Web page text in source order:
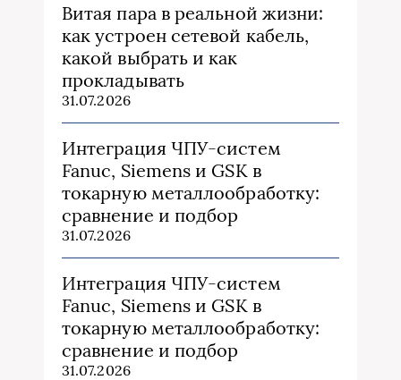
Витая пара в реальной жизни:
как устроен сетевой кабель,
какой выбрать и как
прокладывать
31.07.2026
Интеграция ЧПУ-систем
Fanuc, Siemens и GSK в
токарную металлообработку:
сравнение и подбор
31.07.2026
Интеграция ЧПУ-систем
Fanuc, Siemens и GSK в
токарную металлообработку:
сравнение и подбор
31.07.2026